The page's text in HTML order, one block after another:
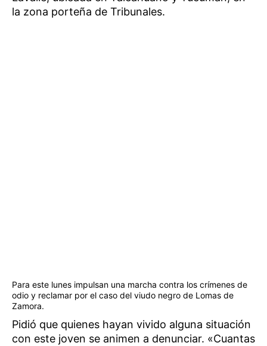
la zona porteña de Tribunales.
Para este lunes impulsan una marcha contra los crímenes de
odio y reclamar por el caso del viudo negro de Lomas de
Zamora.
Pidió que quienes hayan vivido alguna situación
con este joven se animen a denunciar. «Cuantas